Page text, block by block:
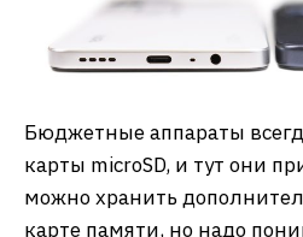
Бюджетные аппараты
карты microSD, и тут они
можно хранить
карте памяти, но надо